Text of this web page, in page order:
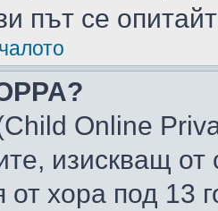
път се
Online
изискващ от
хора под 13